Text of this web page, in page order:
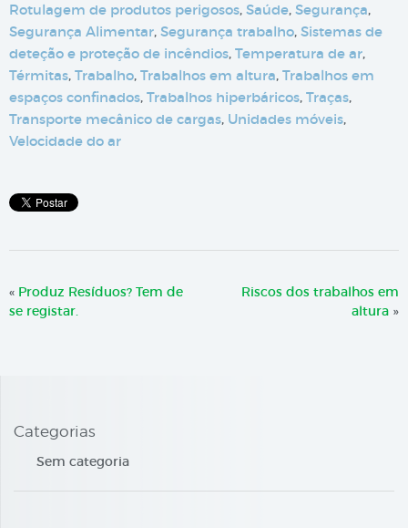
Rotulagem de produtos perigosos, Saúde, Segurança,
Segurança Alimentar, Segurança trabalho, Sistemas de
deteção e proteção de incêndios, Temperatura de ar,
Térmitas, Trabalho, Trabalhos em altura, Trabalhos em
espaços confinados, Trabalhos hiperbáricos, Traças,
Transporte mecânico de cargas, Unidades móveis,
Velocidade do ar
« Produz Resíduos? Tem de
se registar.
Riscos dos trabalhos em
altura »
Categorias
Sem categoria